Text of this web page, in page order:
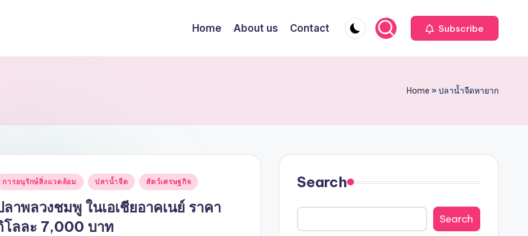
Home About us Contact Subscribe
Home »ปลาน้ำจืดหายาก
การอนุรักษ์สิ่งแวดล้อม ปลาน้ำจืด สัตว์เศรษฐกิจ
ลาพลวงชมพู ในเอเชียอาคเนย์ ราคา
โลละ 7,000 บาท
Search
Search